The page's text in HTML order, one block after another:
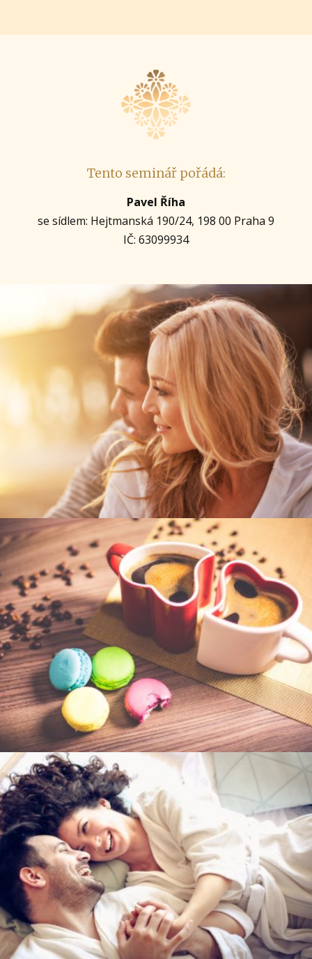
Tento seminář pořádá:
Pavel Říha
se sídlem: Hejtmanská 190/24, 198 00 Praha 9
IČ: 63099934